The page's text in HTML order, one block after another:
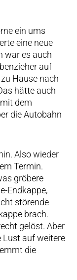
ein ums
eine neue
war es auch
auf
Hause nach
hätte auch
dem
die Autobahn
Also wieder
Termin.
gröbere
Endkappe,
störende
brach.
gelöst. Aber
Lust auf weitere
die